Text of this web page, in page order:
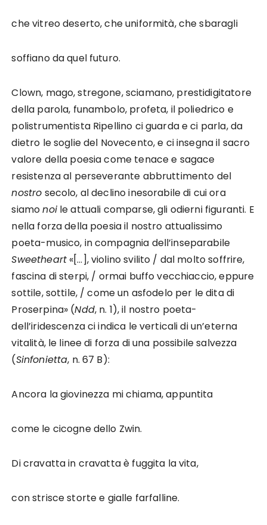
che vitreo deserto, che uniformità, che sbaragli
soffiano da quel futuro.
Clown, mago, stregone, sciamano, prestidigitatore
della parola, funambolo, profeta, il poliedrico e
polistrumentista Ripellino ci guarda e ci parla, da
dietro le soglie del Novecento, e ci insegna il sacro
valore della poesia come tenace e sagace
resistenza al perseverante abbruttimento del
nostro secolo, al declino inesorabile di cui ora
siamonoile attuali comparse, gli odierni figuranti. E
nella forza della poesia il nostro attualissimo
poeta-musico, in compagnia dell’inseparabile
Sweetheart«[…], violino svilito / dal molto soffrire,
fascina di sterpi, / ormai buffo vecchiaccio, eppure
sottile, sottile, / come un asfodelo per le dita di
Proserpina» (Ndd, n. 1), il nostro poeta-
dell’iridescenza ci indica le verticali di un’eterna
vitalità, le linee di forza di una possibile salvezza
(Sinfonietta, n. 67 B):
Ancora la giovinezza mi chiama, appuntita
come le cicogne dello Zwin.
Di cravatta in cravatta è fuggita la vita,
con strisce storte e gialle farfalline.